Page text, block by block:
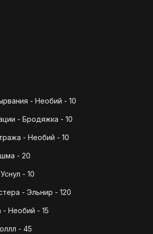
- Необий - 10
- Бродяжка - 10
- Необий - 10
- 20
- 10
- Эльнир - 120
- Необий - 15
- 45